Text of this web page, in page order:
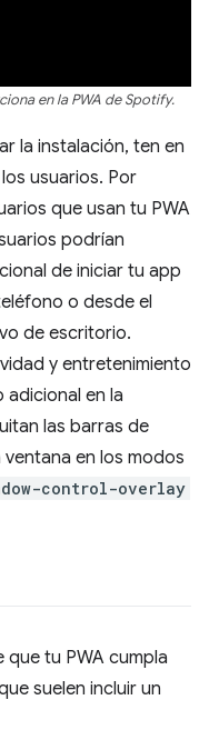
en la PWA de Spotify.
la instalación, ten en
usuarios. Por
que usan tu PWA
podrían
de iniciar tu app
o desde el
de escritorio.
y entretenimiento
adicional en la
las barras de
en los modos
control-overlay
tu PWA cumpla
suelen incluir un